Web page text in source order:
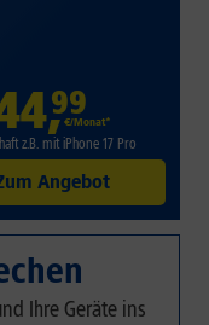
,99
€/Monat*
z.B. mit iPhone 17 Pro
Angebot
Ihre Geräte ins